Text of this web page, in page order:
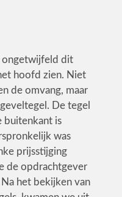
ongetwijfeld dit
hoofd zien. Niet
de omvang, maar
De tegel
buitenkant is
was
prijsstijging
de opdrachtgever
het bekijken van